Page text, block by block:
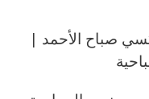
صباح الأحمد |